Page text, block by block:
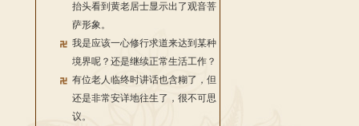
抬头看到黄老居士显示出了观音菩
萨形象。
我是应该一心修行求道来达到某种
境界呢？还是继续正常生活工作？
有位老人临终时讲话也含糊了，但
还是非常安详地往生了，很不可思
议。